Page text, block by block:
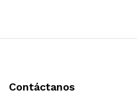
Contáctanos